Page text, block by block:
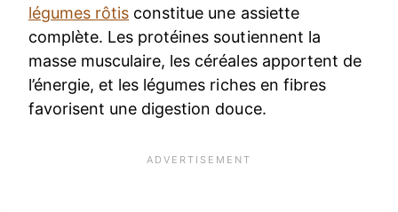
légumes rôtis constitue une assiette
complète. Les protéines soutiennent la
masse musculaire, les céréales apportent de
l’énergie, et les légumes riches en fibres
favorisent une digestion douce.